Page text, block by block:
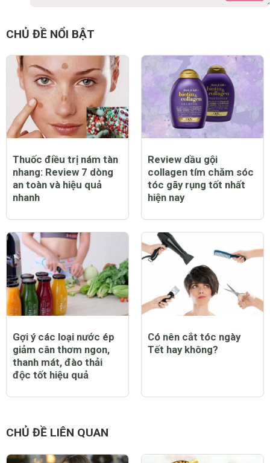
CHỦ ĐỀ NỔI BẬT
Thuốc điều trị nám tàn
nhang: Review 7 dòng
an toàn và hiệu quả
nhanh
Review dầu gội
collagen tím chăm sóc
tóc gãy rụng tốt nhất
hiện nay
Gợi ý các loại nước ép
giảm cân thơm ngon,
thanh mát, đào thải
độc tốt hiệu quả
Có nên cắt tóc ngày
Tết hay không?
CHỦ ĐỀ LIÊN QUAN